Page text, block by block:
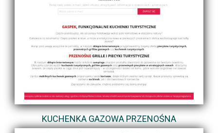
KUCHENKA GAZOWA PRZENOŚNA